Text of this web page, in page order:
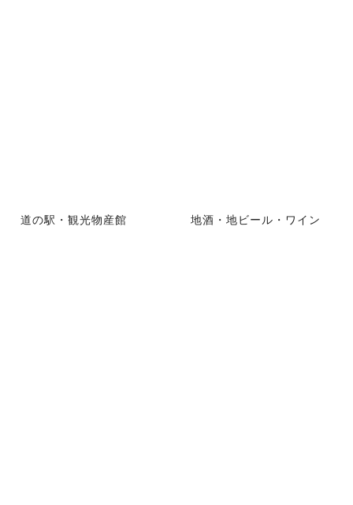
道の駅・観光物産館 地酒・地ビール・ワイン